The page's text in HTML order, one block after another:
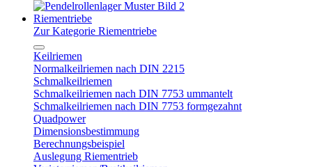
Riementriebe
Zur Kategorie Riementriebe
Keilriemen
Normalkeilriemen nach DIN 2215
Schmalkeilriemen
Schmalkeilriemen nach DIN 7753 ummantelt
Schmalkeilriemen nach DIN 7753 formgezahnt
Quadpower
Dimensionsbestimmung
Berechnungsbeispiel
Auslegung Riementrieb